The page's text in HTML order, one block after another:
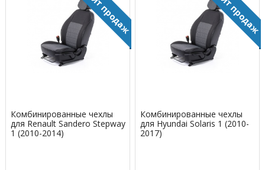
Комбинированные чехлы
для Renault Sandero Stepway
1 (2010-2014)
Комбинированные чехлы
для Hyundai Solaris 1 (2010-
2017)